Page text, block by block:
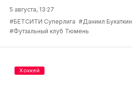
5 августа, 13:27
#БЕТСИТИ Суперлига #Даниил Букаткин
#Футзальный клуб Тюмень
Хоккей